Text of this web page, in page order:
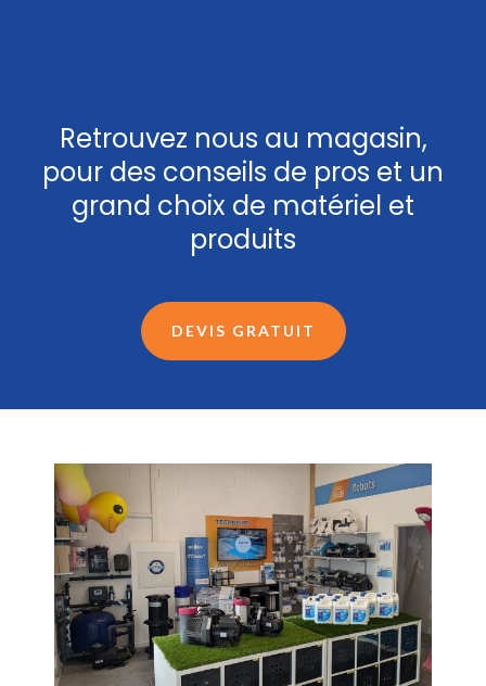
Retrouvez nous au magasin,
pour des conseils de pros et un
grand choix de matériel et
produits
DEVIS GRATUIT